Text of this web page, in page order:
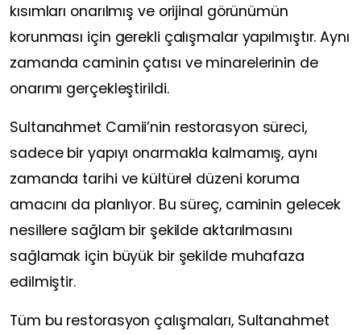
kısımları onarılmış ve orijinal görünümün
korunması için gerekli çalışmalar yapılmıştır. Aynı
zamanda caminin çatısı ve minarelerinin de
onarımı gerçekleştirildi.
Sultanahmet Camii’nin restorasyon süreci,
sadece bir yapıyı onarmakla kalmamış, aynı
zamanda tarihi ve kültürel düzeni koruma
amacını da planlıyor. Bu süreç, caminin gelecek
nesillere sağlam bir şekilde aktarılmasını
sağlamak için büyük bir şekilde muhafaza
edilmiştir.
Tüm bu restorasyon çalışmaları, Sultanahmet